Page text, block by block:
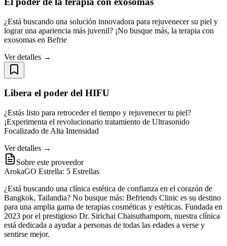
¿Está buscando una solución innovadora para rejuvenecer su piel y
lograr una apariencia más juvenil? ¡No busque más, la terapia con
exosomas en Befrie
Ver detalles →
Libera el poder del HIFU
¿Estás listo para retroceder el tiempo y rejuvenecer tu piel?
¡Experimenta el revolucionario tratamiento de Ultrasonido
Focalizado de Alta Intensidad
Ver detalles →
Sobre este proveedor
ArokaGO Estrella: 5 Estrellas
¿Está buscando una clínica estética de confianza en el corazón de
Bangkok, Tailandia? No busque más: Befriends Clinic es su destino
para una amplia gama de terapias cosméticas y estéticas. Fundada en
2023 por el prestigioso Dr. Sirichai Chaisuthamporn, nuestra clínica
está dedicada a ayudar a personas de todas las edades a verse y
sentirse mejor.